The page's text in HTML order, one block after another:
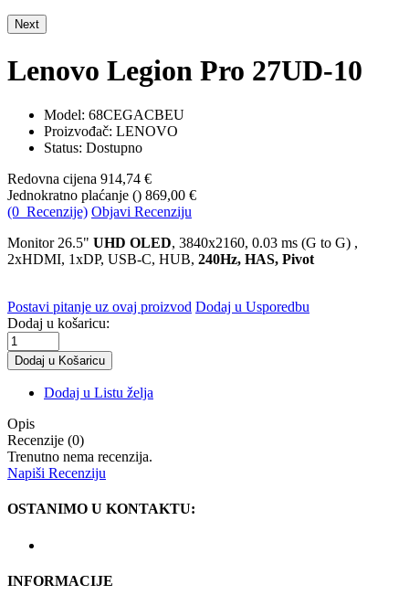
Next
Lenovo Legion Pro 27UD-10
Model: 68CEGACBEU
Proizvođač: LENOVO
Status: Dostupno
Redovna cijena 914,74 €
Jednokratno plaćanje () 869,00 €
(0 Recenzije) Objavi Recenziju
Monitor 26.5" UHD OLED, 3840x2160, 0.03 ms (G to G) ,
2xHDMI, 1xDP, USB-C, HUB, 240Hz, HAS, Pivot
Postavi pitanje uz ovaj proizvod Dodaj u Usporedbu
Dodaj u košaricu:
Dodaj u Listu želja
Opis
Recenzije (0)
Trenutno nema recenzija.
Napiši Recenziju
OSTANIMO U KONTAKTU:
INFORMACIJE